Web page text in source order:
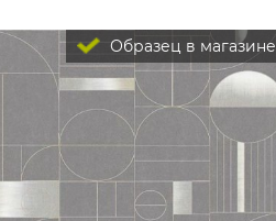
Образец в магазине